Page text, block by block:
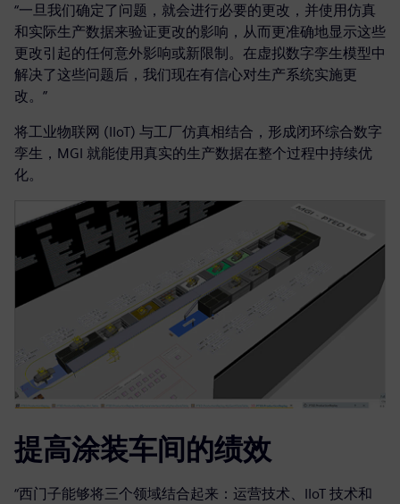
“一旦我们确定了问题，就会进行必要的更改，并使用仿真
和实际生产数据来验证更改的影响，从而更准确地显示这些
更改引起的任何意外影响或新限制。在虚拟数字孪生模型中
解决了这些问题后，我们现在有信心对生产系统实施更
改。”
将工业物联网 (IIoT) 与工厂仿真相结合，形成闭环综合数字
孪生，MGI 就能使用真实的生产数据在整个过程中持续优
化。
提高涂装车间的绩效
“西门子能够将三个领域结合起来：运营技术、IIoT 技术和